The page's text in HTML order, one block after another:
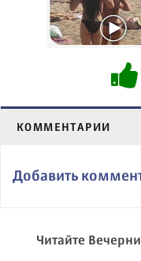
КОММЕНТАРИИ
Добавить
Читайте